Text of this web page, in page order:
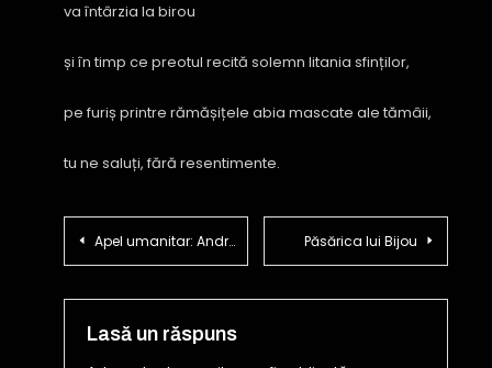
va întârzia la birou
și în timp ce preotul recită solemn litania sfinților,
pe furiș printre rămășițele abia mascate ale tămâii,
tu ne saluți, fără resentimente.
Navigare
articole
Apel umanitar: Andreea Ștefan are nevoie de noi Păsărica lui Bijou
Lasă un răspuns